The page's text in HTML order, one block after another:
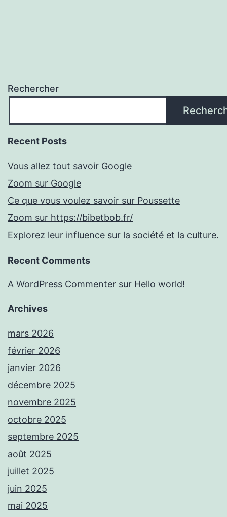
Rechercher
Recent Posts
Vous allez tout savoir Google
Zoom sur Google
Ce que vous voulez savoir sur Poussette
Zoom sur https://bibetbob.fr/
Explorez leur influence sur la société et la culture.
Recent Comments
A WordPress Commenter sur Hello world!
Archives
mars 2026
février 2026
janvier 2026
décembre 2025
novembre 2025
octobre 2025
septembre 2025
août 2025
juillet 2025
juin 2025
mai 2025